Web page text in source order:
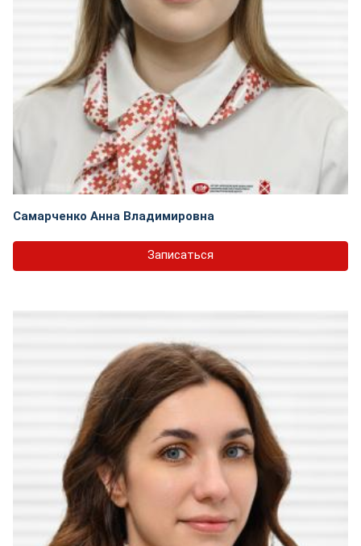
Самарченко Анна Владимировна
Записаться